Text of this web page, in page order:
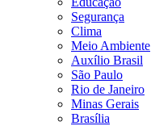
Segurança
Clima
Meio Ambiente
Auxílio Brasil
São Paulo
Rio de Janeiro
Minas Gerais
Brasília